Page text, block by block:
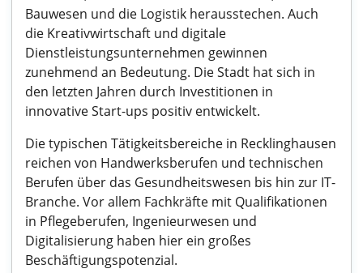
Bauwesen und die Logistik herausstechen. Auch
die Kreativwirtschaft und digitale
Dienstleistungsunternehmen gewinnen
zunehmend an Bedeutung. Die Stadt hat sich in
den letzten Jahren durch Investitionen in
innovative Start-ups positiv entwickelt.
Die typischen Tätigkeitsbereiche in Recklinghausen
reichen von Handwerksberufen und technischen
Berufen über das Gesundheitswesen bis hin zur IT-
Branche. Vor allem Fachkräfte mit Qualifikationen
in Pflegeberufen, Ingenieurwesen und
Digitalisierung haben hier ein großes
Beschäftigungspotenzial.